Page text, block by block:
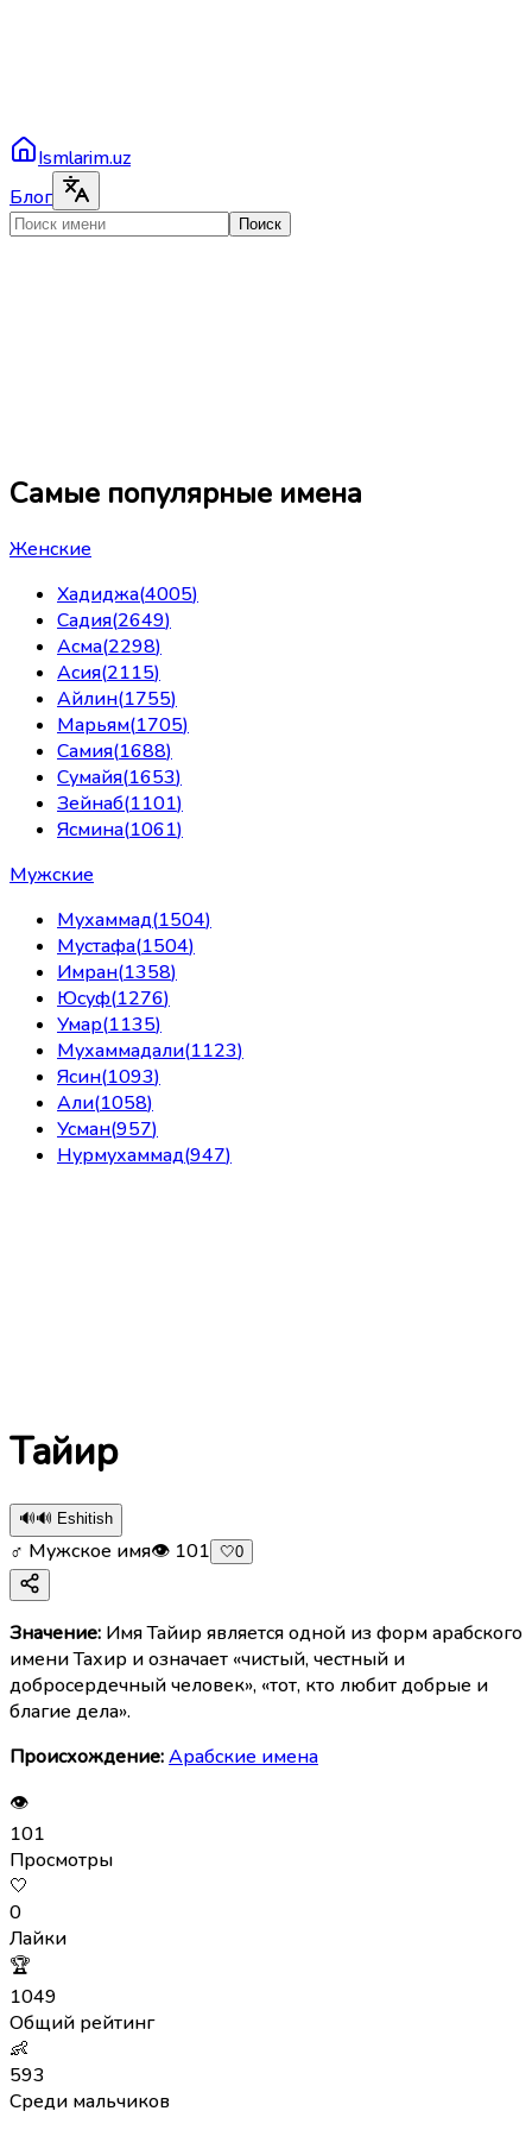
Ismlarim.uz
Блог
Поиск
Самые популярные имена
Женские
Хадиджа(4005)
Садия(2649)
Асма(2298)
Асия(2115)
Айлин(1755)
Марьям(1705)
Самия(1688)
Сумайя(1653)
Зейнаб(1101)
Ясмина(1061)
Мужские
Мухаммад(1504)
Мустафа(1504)
Имран(1358)
Юсуф(1276)
Умар(1135)
Мухаммадали(1123)
Ясин(1093)
Али(1058)
Усман(957)
Нурмухаммад(947)
Тайир
🔊🔊 Eshitish
♂ Мужское имя👁 101 🤍0
Значение: Имя Тайир является одной из форм арабского
имени Тахир и означает «чистый, честный и
добросердечный человек», «тот, кто любит добрые и
благие дела».
Происхождение:Арабские имена
👁
101
Просмотры
🤍
0
Лайки
🏆
1049
Общий рейтинг
👶
593
Среди мальчиков